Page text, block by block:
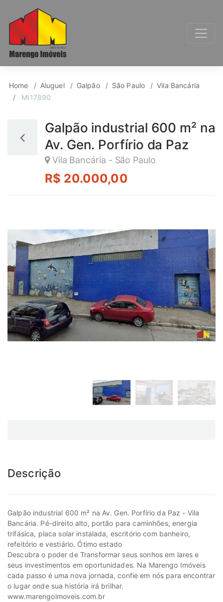
Galpão para
Home Aluguel Galpão São Paulo
Vila Bancária
MI17890
Galpão industrial 600 m² na
Av. Gen. Porfírio da Paz
Vila Bancária - São Paulo
R$ 20.000,00
Descrição
Galpão industrial 600 m² na Av. Gen. Porfírio da Paz - Vila
Bancária. Pé-direito alto, portão para caminhões, energia
trifásica, placa solar instalada, escritório com banheiro,
refeitório e vestiário. Ótimo estado
Descubra o poder de Transformar seus sonhos em lares e
seus investimentos em oportunidades. Na Marengo Imóveis
cada passo é uma nova jornada, confie em nós para encontrar
o lugar onde sua história irá brilhar.
www.marengoimoveis.com.br